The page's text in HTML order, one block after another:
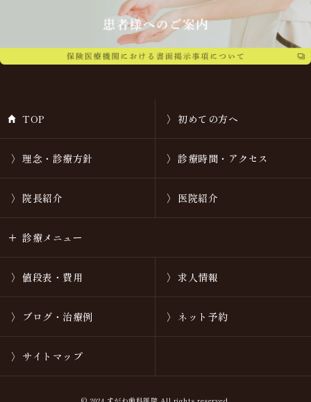
TOP 初めての方へ
理念・診療方針 診療時間・アクセス
院長紹介 医院紹介
診療メニュー
値段表・費用 求人情報
ブログ・治療例 ネット予約
サイトマップ
© 2024 すがわ歯科医院 All rights reserved.